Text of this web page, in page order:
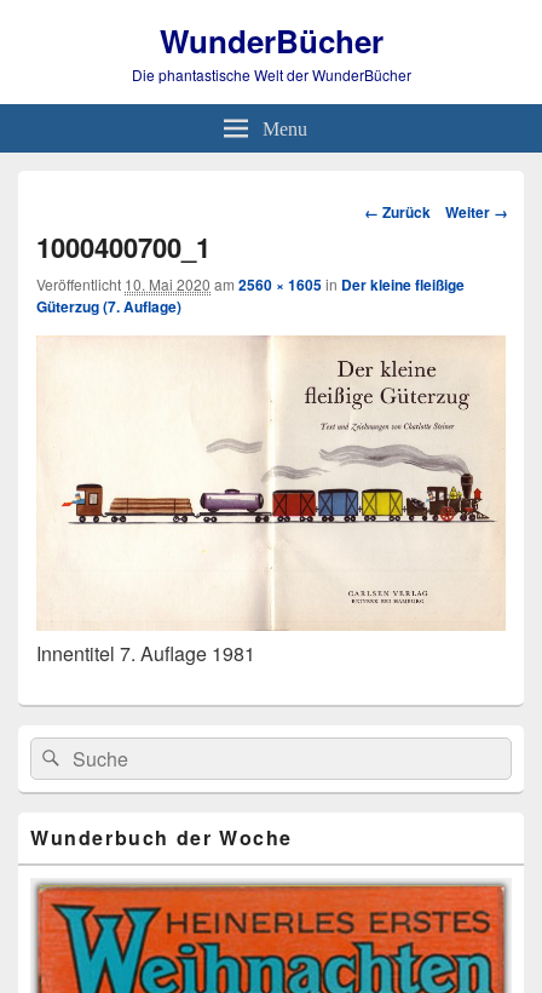
WunderBücher
Die phantastische Welt der WunderBücher
Menu
Bild-
← Zurück Weiter →
1000400700_1
Veröffentlicht 10. Mai 2020 am 2560 × 1605in Der kleine fleißige
Güterzug (7. Auflage)
Innentitel 7. Auflage 1981
Primärer
Seitenleisten
Widget-
Bereich
Search
for:
Suche
Wunderbuch der Woche